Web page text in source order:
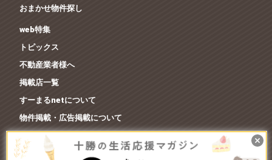
おまかせ物件探し
web特集
トピックス
不動産業者様へ
掲載店一覧
すーまるnetについて
物件掲載・広告掲載について
すーまるnetへのお問合せ
ご利用規約